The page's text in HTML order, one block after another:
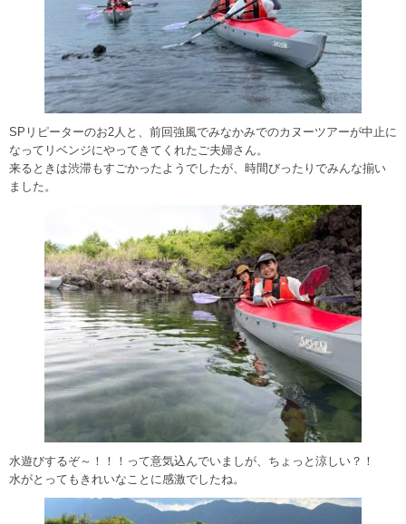
SPリピーターのお2人と、前回強風でみなかみでのカヌーツアーが中止に
なってリベンジにやってきてくれたご夫婦さん。
来るときは渋滞もすごかったようでしたが、時間びったりでみんな揃い
ました。
水遊びするぞ～！！！って意気込んでいましが、ちょっと涼しい？！
水がとってもきれいなことに感激でしたね。